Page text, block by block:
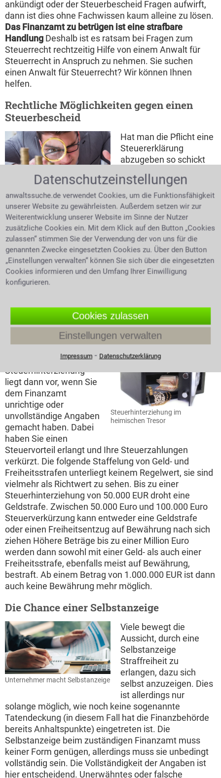
ankündigt oder der Steuerbescheid Fragen aufwirft,
dann ist dies ohne Fachwissen kaum alleine zu lösen.
Das Finanzamt zu betrügen ist eine strafbare
Handlung Deshalb ist es ratsam bei Fragen zum
Steuerrecht rechtzeitig Hilfe von einem Anwalt für
Steuerrecht in Anspruch zu nehmen. Sie suchen
einen Anwalt für Steuerrecht? Wir können Ihnen
helfen.
Rechtliche Möglichkeiten gegen einen
Steuerbescheid
Steueranwalt mit Lupe auf
Münzen
Hat man die Pflicht eine
Steuererklärung
abzugeben so schickt
Finanzamt. Nach
Prüfung wird dann ein
Steuerbescheid erstellt
und zugeschickt. Der
Steuerbescheid teilt Ihnen mit, was Sie für das Jahr
an Steuern zu entrichten haben, bzw. ob Sie evtl. zu
viel gezahlt haben und daher mit einer Erstattung
rechnen können. Zweifelt man den Steuerbescheid
des Finanzamtes an, bleibt die Möglichkeit des
Einspruchs innerhalb eines Monats. Die Tiefe des
Fachwissen gefragt. Fragen Sie einen Anwalt für
Steuerrecht in Merzenich zu Ihrem Steuerbescheid.
Steuerhinterziehung
Steuerhinterziehung im
heimischen Tresor
Steuerhinterziehung
liegt dann vor, wenn Sie
dem Finanzamt
unrichtige oder
unvollständige Angaben
gemacht haben. Dabei
haben Sie einen
Steuervorteil erlangt und Ihre Steuerzahlungen
verkürzt. Die folgende Staffelung von Geld- und
Freiheitsstrafen unterliegt keinem Regelwert, sie sind
vielmehr als Richtwert zu sehen. Bis zu einer
Steuerhinterziehung von 50.000 EUR droht eine
Geldstrafe. Zwischen 50.000 Euro und 100.000 Euro
Steuerverkürzung kann entweder eine Geldstrafe
oder einen Freiheitsentzug auf Bewährung nach sich
ziehen Höhere Beträge bis zu einer Million Euro
werden dann sowohl mit einer Geld- als auch einer
Freiheitsstrafe, ebenfalls meist auf Bewährung,
bestraft. Ab einem Betrag von 1.000.000 EUR ist dann
auch keine Bewährung mehr möglich.
Die Chance einer Selbstanzeige
Unternehmer macht Selbstanzeige
Viele bewegt die
Aussicht, durch eine
Selbstanzeige
Straffreiheit zu
erlangen, dazu sich
selbst anzuzeigen. Dies
ist allerdings nur
solange möglich, wie noch keine sogenannte
Tatendeckung (in diesem Fall hat die Finanzbehörde
bereits Anhaltspunkte) eingetreten ist. Die
Selbstanzeige beim zuständigen Finanzamt muss
keiner Form genügen, allerdings muss sie unbedingt
vollständig sein. Die Vollständigkeit der Angaben ist
hier entscheidend. Unerwähntes oder falsche
Datenschutzeinstellungen
anwaltssuche.de verwendet Cookies, um die Funktionsfähigkeit
unserer Website zu gewährleisten. Außerdem setzen wir zur
Weiterentwicklung unserer Website im Sinne der Nutzer
zusätzliche Cookies ein. Mit dem Klick auf den Button „Cookies
zulassen“ stimmen Sie der Verwendung der von uns für die
genannten Zwecke eingesetzten Cookies zu. Über den Button
„Einstellungen verwalten“ können Sie sich über die eingesetzten
Cookies informieren und den Umfang Ihrer Einwilligung
konfigurieren.
Cookies zulassen
Einstellungen verwalten
Impressum⁃ Datenschutzerklärung